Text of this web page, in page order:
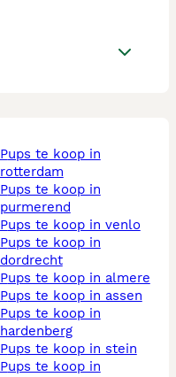
pups te koop in
rotterdam
pups te koop in
purmerend
pups te koop in venlo
pups te koop in
dordrecht
pups te koop in almere
pups te koop in assen
pups te koop in
hardenberg
pups te koop in stein
pups te koop in